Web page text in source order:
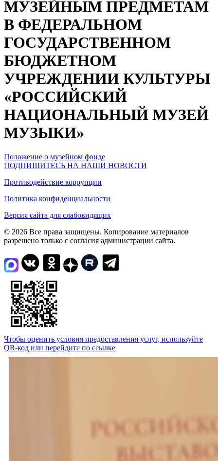
МУЗЕЙНЫМ ПРЕДМЕТАМ
В ФЕДЕРАЛЬНОМ
ГОСУДАРСТВЕННОМ
БЮДЖЕТНОМ
УЧРЕЖДЕНИИ КУЛЬТУРЫ
«РОССИЙСКИЙ
НАЦИОНАЛЬНЫЙ МУЗЕЙ
МУЗЫКИ»
Положение о музейном фонде
ПОДПИШИТЕСЬ НА НАШИ НОВОСТИ
Противодействие коррупции
Политика конфиденциальности
Версия сайта для слабовидящих
© 2026 Все права защищены. Копирование материалов
разрешено только с согласия администрации сайта.
Чтобы оценить условия предоставления услуг, используйте
QR-код или перейдите по ссылке